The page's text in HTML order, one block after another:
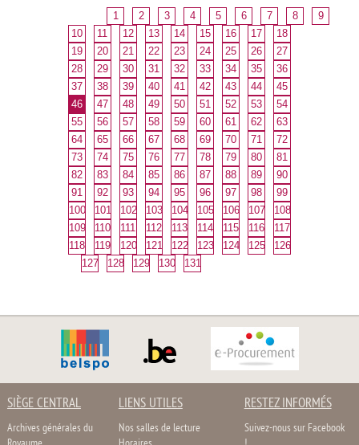
1 2 3 4 5 6 7 8
9
10
11 12 13 14 15 16 17
18
19
20 21 22 23 24 25 26
27
28
29 30 31 32 33 34 35
36
37
38 39 40 41 42 43 44
45
46
47 48 49 50 51 52 53
54
55
56 57 58 59 60 61 62
63
64
65 66 67 68 69 70 71
72
73
74 75 76 77 78 79 80
81
82
83 84 85 86 87 88 89
90
91
92 93 94 95 96 97 98
99
100
101 102 103 104 105 106 107
108
109
110 111 112 113 114 115 116
117
118
119 120 121 122 123 124 125
126
127
128 129 130 131
SIÈGE CENTRAL
Archives générales du
LIENS UTILES
Nos salles de lecture
RESTEZ INFORMÉS
Suivez-nous sur Facebook